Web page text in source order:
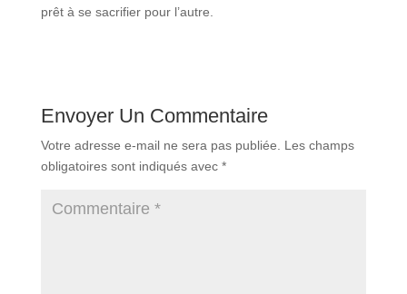
prêt à se sacrifier pour l’autre.
Envoyer Un Commentaire
Votre adresse e-mail ne sera pas publiée.
Les champs
obligatoires sont indiqués avec *